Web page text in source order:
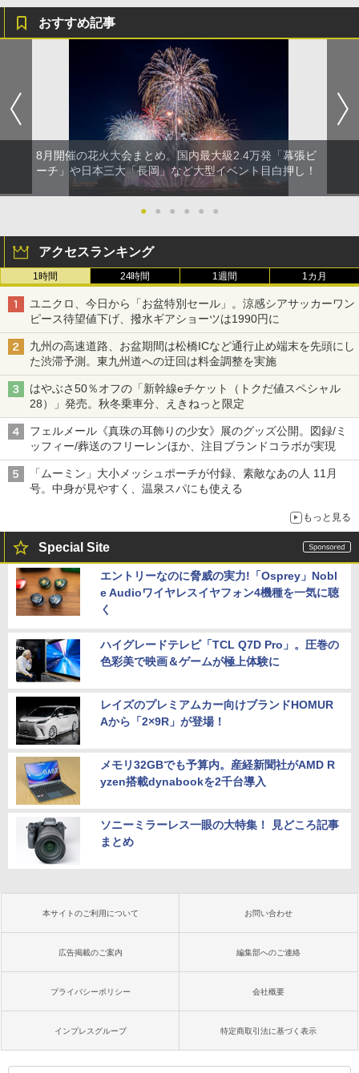
おすすめ記事
8月開催の花火大会まとめ。国内最大級2.4万発「幕張ビ
ーチ」や日本三大「長岡」など大型イベント目白押し！
● ● ● ● ● ●
アクセスランキング
1時間 24時間 1週間 1カ月
ユニクロ、今日から「お盆特別セール」。涼感シアサッカーワン
ピース待望値下げ、撥水ギアショーツは1990円に
九州の高速道路、お盆期間は松橋ICなど通行止め端末を先頭にし
た渋滞予測。東九州道への迂回は料金調整を実施
はやぶさ50％オフの「新幹線eチケット（トクだ値スペシャル
28）」発売。秋冬乗車分、えきねっと限定
フェルメール《真珠の耳飾りの少女》展のグッズ公開。図録/ミ
ッフィー/葬送のフリーレンほか、注目ブランドコラボが実現
「ムーミン」大小メッシュポーチが付録、素敵なあの人 11月
号。中身が見やすく、温泉スパにも使える
もっと見る
Special Site
エントリーなのに脅威の実力!「Osprey」Nobl
e Audioワイヤレスイヤフォン4機種を一気に聴
く
ハイグレードテレビ「TCL Q7D Pro」。圧巻の
色彩美で映画＆ゲームが極上体験に
レイズのプレミアムカー向けブランドHOMUR
Aから「2×9R」が登場！
メモリ32GBでも予算内。産経新聞社がAMD R
yzen搭載dynabookを2千台導入
ソニーミラーレス一眼の大特集！ 見どころ記事
まとめ
本サイトのご利用について お問い合わせ
広告掲載のご案内 編集部へのご連絡
プライバシーポリシー 会社概要
インプレスグループ 特定商取引法に基づく表示